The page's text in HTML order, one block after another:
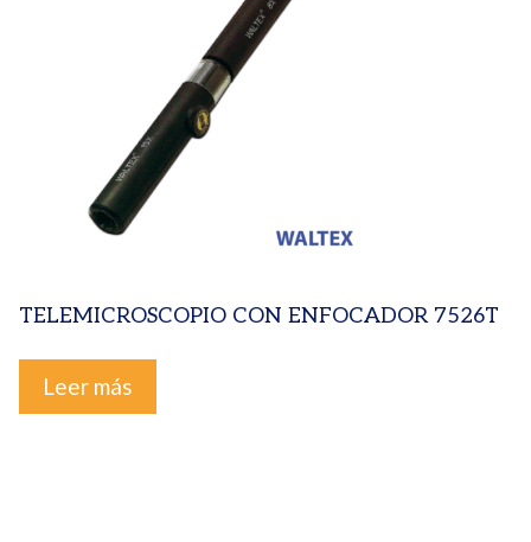
TELEMICROSCOPIO CON ENFOCADOR 7526T
Leer más